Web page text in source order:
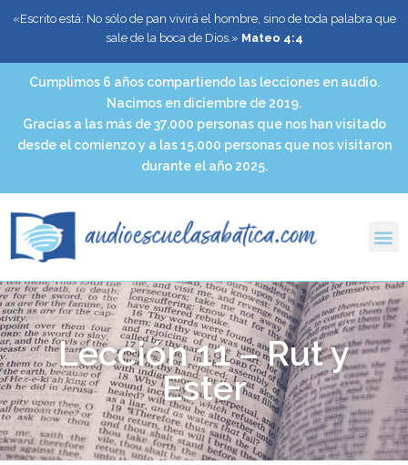
«Escrito está: No sólo de pan vivirá el hombre, sino de toda palabra que
sale de la boca de Dios.» Mateo 4:4
Cumplimos 6 años compartiendo las lecciones en audio.
Nacimos en diciembre de 2019.
Gracias a las más de 37.000 personas que nos han visitado
desde el comienzo y a las 15.000 personas que nos visitaron
durante el año 2025.
Lección 11 – Rut y
Ester